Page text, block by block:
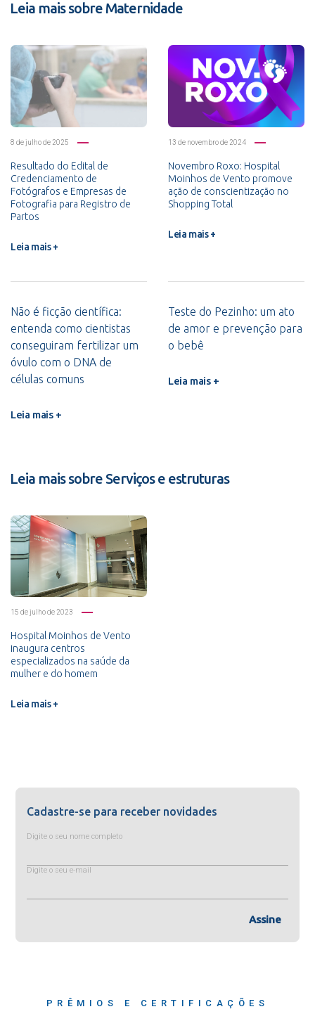
Leia mais sobre Maternidade
8 de julho de 2025
Resultado do Edital de
Credenciamento de
Fotógrafos e Empresas de
Fotografia para Registro de
Partos
Leia mais +
13 de novembro de 2024
Novembro Roxo: Hospital
Moinhos de Vento promove
ação de conscientização no
Shopping Total
Leia mais +
Não é ficção científica:
entenda como cientistas
conseguiram fertilizar um
óvulo com o DNA de
células comuns
Leia mais +
Teste do Pezinho: um ato
de amor e prevenção para
o bebê
Leia mais +
Leia mais sobre Serviços e estruturas
15 de julho de 2023
Hospital Moinhos de Vento
inaugura centros
especializados na saúde da
mulher e do homem
Leia mais +
Cadastre-se para receber novidades
Digite o seu nome completo
Digite o seu e-mail
Assine
PRÊMIOS E CERTIFICAÇÕES